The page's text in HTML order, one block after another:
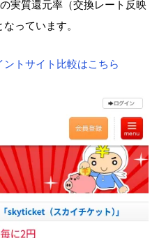
実質還元率（交換レート反映
なっています。
トサイト比較はこちら